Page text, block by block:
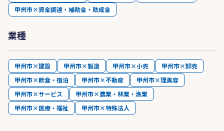
甲州市×資金調達・補助金・助成金
業種
甲州市×建設 甲州市×製造 甲州市×小売
甲州市×卸売
甲州市×飲食・宿泊
甲州市×不動産
甲州市×理美容
甲州市×サービス
甲州市×農業・林業・漁業
甲州市×医療・福祉
甲州市×特殊法人